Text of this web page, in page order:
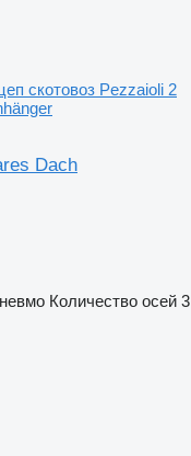
скотовоз Pezzaioli 2
Dach
Количество осей 3